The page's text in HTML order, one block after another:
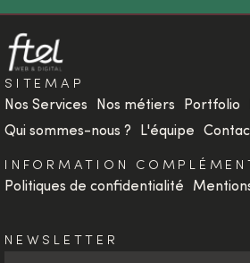
SITEMAP
Nos Services Nos métiers Portfolio
Qui sommes-nous ?
L'équipe
INFORMATION
Politiques de confidentialité
NEWSLETTER